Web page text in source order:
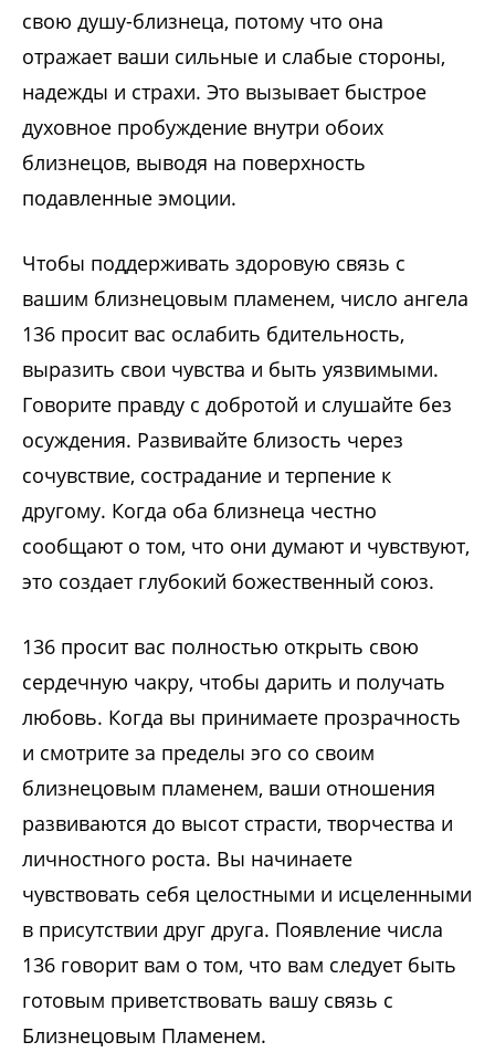
свою душу-близнеца, потому что она
отражает ваши сильные и слабые стороны,
надежды и страхи. Это вызывает быстрое
духовное пробуждение внутри обоих
близнецов, выводя на поверхность
подавленные эмоции.
Чтобы поддерживать здоровую связь с
вашим близнецовым пламенем, число ангела
136 просит вас ослабить бдительность,
выразить свои чувства и быть уязвимыми.
Говорите правду с добротой и слушайте без
осуждения. Развивайте близость через
сочувствие, сострадание и терпение к
другому. Когда оба близнеца честно
сообщают о том, что они думают и чувствуют,
это создает глубокий божественный союз.
136 просит вас полностью открыть свою
сердечную чакру, чтобы дарить и получать
любовь. Когда вы принимаете прозрачность
и смотрите за пределы эго со своим
близнецовым пламенем, ваши отношения
развиваются до высот страсти, творчества и
личностного роста. Вы начинаете
чувствовать себя целостными и исцеленными
в присутствии друг друга. Появление числа
136 говорит вам о том, что вам следует быть
готовым приветствовать вашу связь с
Близнецовым Пламенем.